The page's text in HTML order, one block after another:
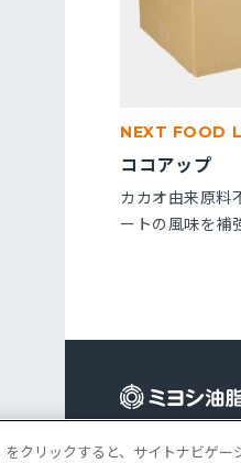
NEXT FOOD
ココアップ
カカオ由来原料
ートの風味を補
をクリックすると、サイトナビゲ